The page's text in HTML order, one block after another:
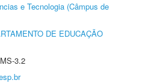
e Tecnologia (Câmpus de
DE EDUCAÇÃO
3.2